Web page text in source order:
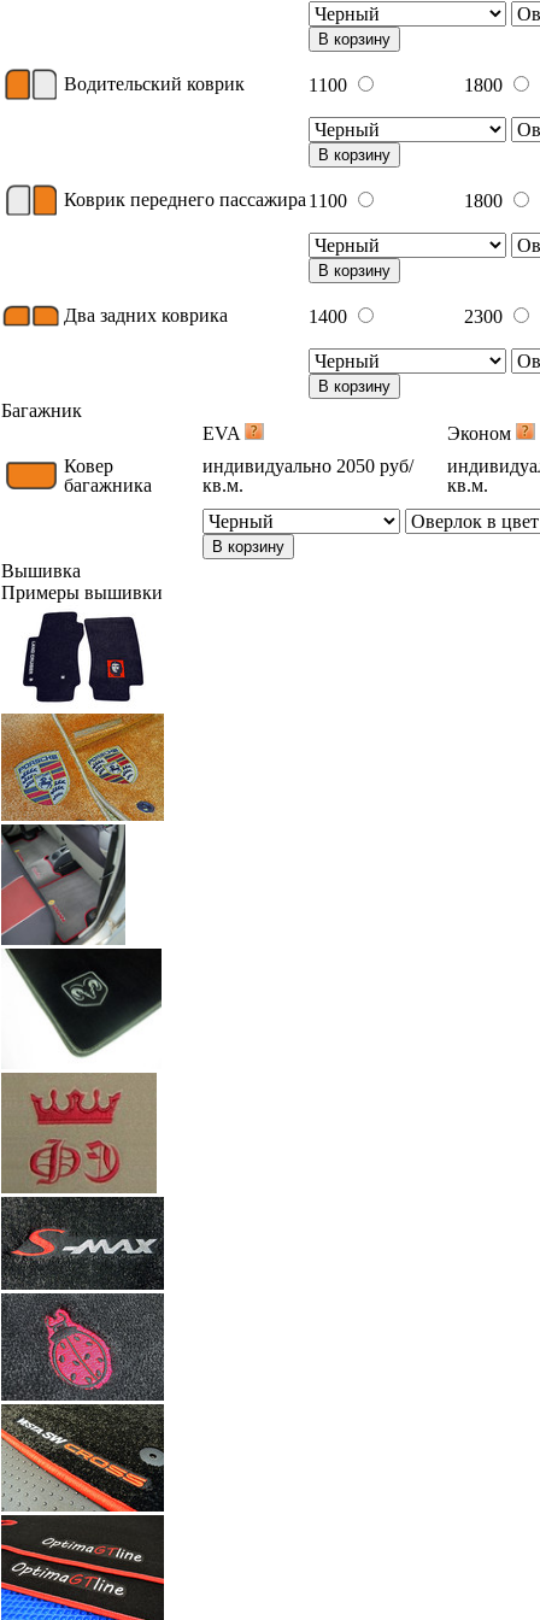
В корзину
Водительский коврик 1100 1800
В корзину
Коврик переднего пассажира 1100 1800
В корзину
Два задних коврика 1400 2300
В корзину
Багажник
EVA
Эконом
Ковер
багажника
индивидуально 2050 руб/
кв.м.
кв.м.
В корзину
Вышивка
Примеры вышивки